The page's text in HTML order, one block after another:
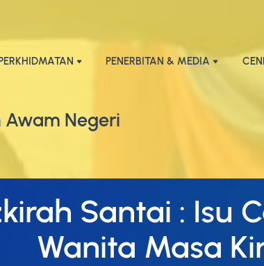
PENERBITAN & MEDIA
Negeri
Santai : Isu
Wanita Masa